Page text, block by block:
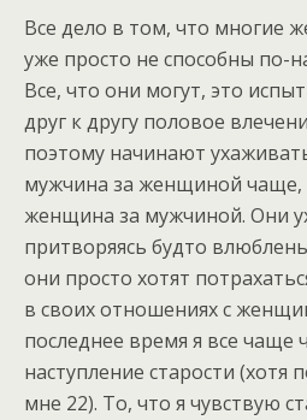
Все дело в том, что многие
уже просто не способны по-
Все, что они могут, это
друг к другу половое
поэтому начинают
мужчина за женщиной чаще,
женщина за мужчиной. Они
притворяясь будто
они просто хотят
в своих отношениях с
последнее время я все чаще
наступление старости (хотя
мне 22). То, что я чувствую